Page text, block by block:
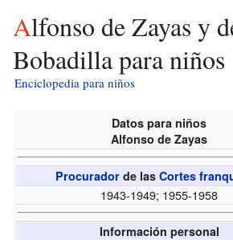
Alfonso de Zayas y de
Bobadilla para niños
Enciclopedia para niños
Datos para niños
Alfonso de Zayas
Procurador de lasCortes
1943-1949; 1955-1958
Información personal